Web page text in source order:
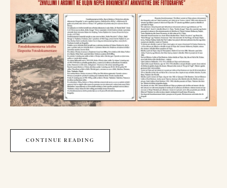
CONTINUE READING